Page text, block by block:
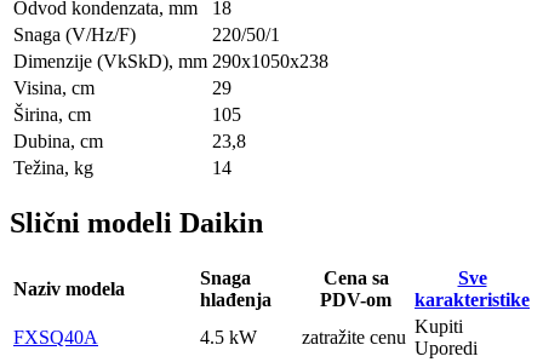
Odvod kondenzata, mm
18
Snaga (V/Hz/F)
220/50/1
Dimenzije (VkSkD), mm 290x1050x238
Visina, сm
29
Širina, сm
105
Dubina, сm
23,8
Težina, kg
14
Slični modeli Daikin
Naziv modela
Snaga
hlađenja
Cena sa
PDV-om
Sve
karakteristike
FXSQ40A
4.5 kW zatražite cenu
Kupiti
Uporedi